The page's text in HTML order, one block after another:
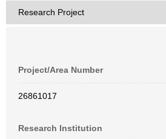
Research Project
Project/Area Number
26861017
Research Institution